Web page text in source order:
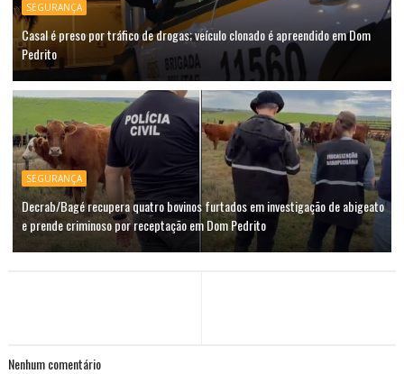
SEGURANÇA
Casal é preso por tráfico de drogas; veículo clonado é apreendido em Dom
Pedrito
SEGURANÇA
Decrab/Bagé recupera quatro bovinos furtados em investigação de abigeato
e prende criminoso por receptação em Dom Pedrito
Nenhum comentário